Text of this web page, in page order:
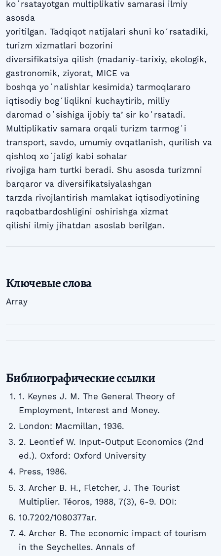
koʻrsatayotgan multiplikativ samarasi ilmiy
asosda
yoritilgan. Tadqiqot natijalari shuni koʻrsatadiki,
turizm xizmatlari bozorini
diversifikatsiya qilish (madaniy-tarixiy, ekologik,
gastronomik, ziyorat, MICE va
boshqa yoʻnalishlar kesimida) tarmoqlararo
iqtisodiy bogʻliqlikni kuchaytirib, milliy
daromad oʻsishiga ijobiy taʼsir koʻrsatadi.
Multiplikativ samara orqali turizm tarmogʻi
transport, savdo, umumiy ovqatlanish, qurilish va
qishloq xoʻjaligi kabi sohalar
rivojiga ham turtki beradi. Shu asosda turizmni
barqaror va diversifikatsiyalashgan
tarzda rivojlantirish mamlakat iqtisodiyotining
raqobatbardoshligini oshirishga xizmat
qilishi ilmiy jihatdan asoslab berilgan.
Ключевые слова
Array
Библиографические ссылки
1. Keynes J. M. The General Theory of
Employment, Interest and Money.
London: Macmillan, 1936.
2. Leontief W. Input-Output Economics (2nd
ed.). Oxford: Oxford University
Press, 1986.
3. Archer B. H., Fletcher, J. The Tourist
Multiplier. Téoros, 1988, 7(3), 6-9. DOI:
10.7202/1080377ar.
4. Archer B. The economic impact of tourism
in the Seychelles. Annals of